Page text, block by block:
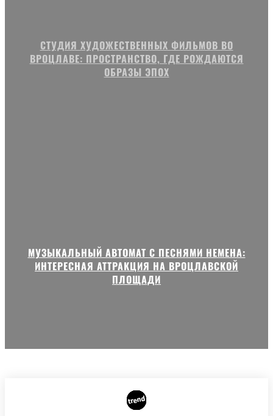
СТУДИЯ ХУДОЖЕСТВЕННЫХ ФИЛЬМОВ ВО
ВРОЦЛАВЕ: ПРОСТРАНСТВО, ГДЕ РОЖДАЮТСЯ
ОБРАЗЫ ЭПОХ
МУЗЫКАЛЬНЫЙ АВТОМАТ С ПЕСНЯМИ НЕМЕНА:
ИНТЕРЕСНАЯ АТТРАКЦИЯ НА ВРОЦЛАВСКОЙ
ПЛОЩАДИ